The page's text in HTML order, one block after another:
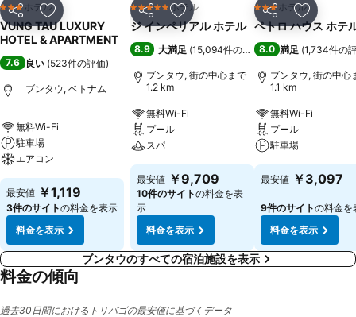
シェア お気に入りに追加
3 ホテルのランク
ホテル
VUNG TAU LUXURY
HOTEL & APARTMENT
7.6 良い (523件の評価)
ブンタウ, ベトナム
無料Wi-Fi
駐車場
エアコン
最安値 ￥1,119
3件のサイトの料金を表示
料金を表示
シェア お気に入りに追加
5 ホテルのランク
ホテル
ジ インペリアル ホテル
8.9 大満足 (15,094件の評価)
ブンタウ, 街の中心まで
1.2 km
無料Wi-Fi
プール
スパ
最安値 ￥9,709
10件のサイトの料金を表
示
料金を表示
シェア お気に入
3 ホテルのランク
ホテル
ペトロ ハウス ホテ
8.0 満足 (1,734件の
ブンタウ, 街の中心
1.1 km
無料Wi-Fi
プール
駐車場
最安値 ￥3,097
9件のサイトの料金を
料金を表示
ブンタウのすべての宿泊施設を表示
料金の傾向
過去30日間におけるトリバゴの最安値に基づくデータ